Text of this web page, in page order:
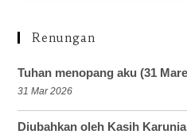
Renungan
Tuhan menopang aku (31
31 Mar 2026
Diubahkan oleh Kasih